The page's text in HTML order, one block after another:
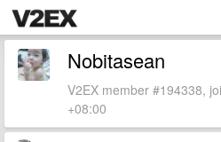
Nobitasean
V2EX member #194338,
+08:00